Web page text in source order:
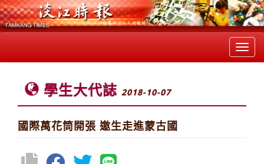
學生大代誌 2018-10-07
國際萬花筒開張 邀生走進蒙古國